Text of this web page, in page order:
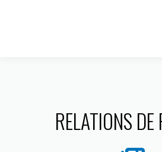
RELATIONS DE